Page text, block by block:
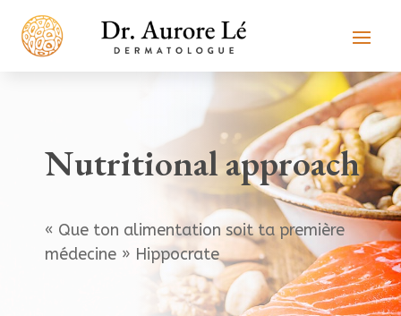
Nutritional approach
« Que ton alimentation soit ta première
médecine » Hippocrate